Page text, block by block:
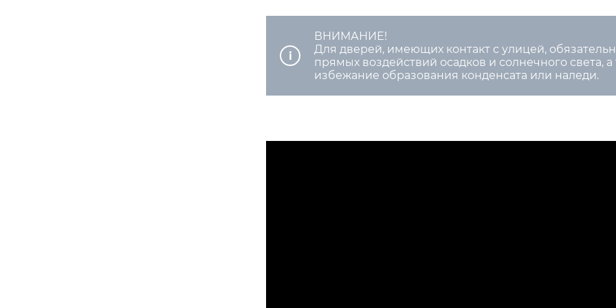
ВНИМАНИЕ!
Для дверей, имеющих контакт с улицей,
прямых воздействий осадков и солнечного света,
избежание образования конденсата или наледи.